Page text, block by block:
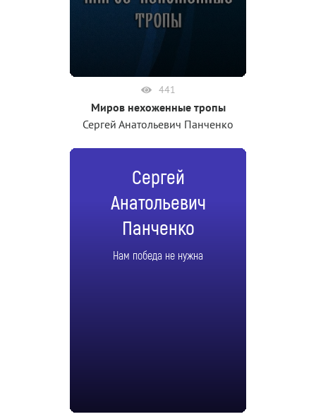
441
Миров нехоженные тропы
Сергей Анатольевич Панченко
Сергей
Анатольевич
Панченко
Нам победа не нужна